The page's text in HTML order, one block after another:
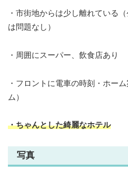
・市街地からは少し離れている
は問題なし）
・周囲にスーパー、飲食店あり
・フロントに電車の時刻・ホー
ム）
・ちゃんとした綺麗なホテル
写真